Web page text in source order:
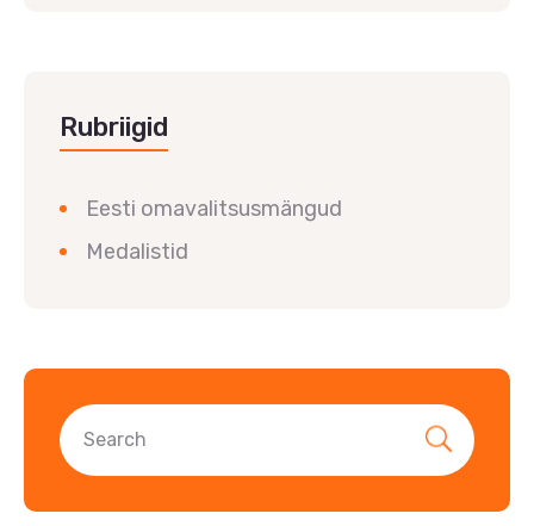
Rubriigid
Eesti omavalitsusmängud
Medalistid